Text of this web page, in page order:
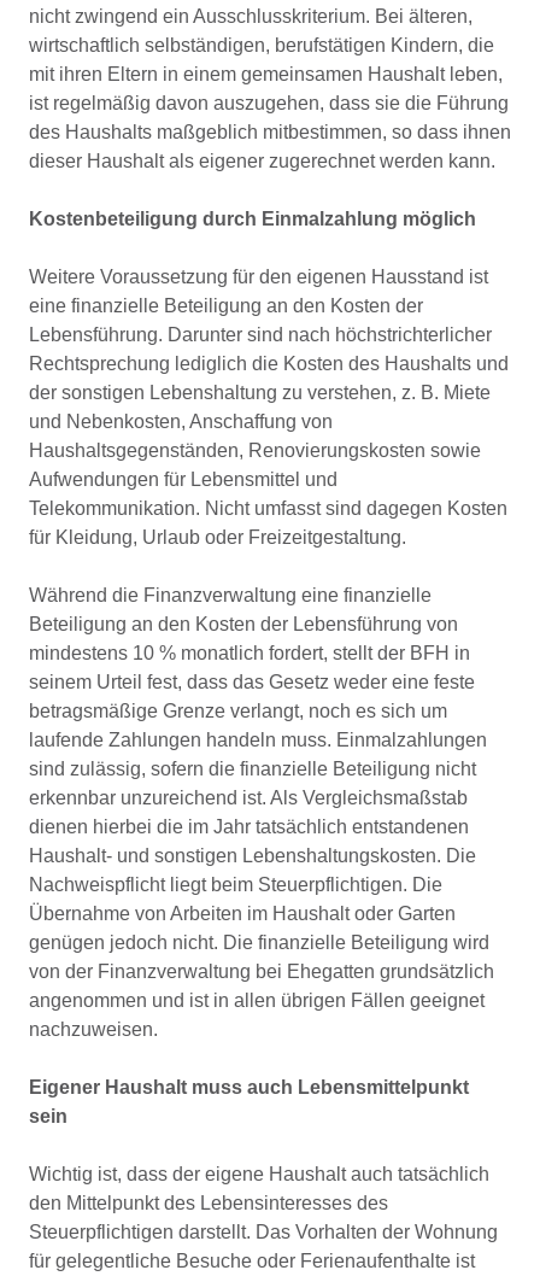
nicht zwingend ein Ausschlusskriterium. Bei älteren,
wirtschaftlich selbständigen, berufstätigen Kindern, die
mit ihren Eltern in einem gemeinsamen Haushalt leben,
ist regelmäßig davon auszugehen, dass sie die Führung
des Haushalts maßgeblich mitbestimmen, so dass ihnen
dieser Haushalt als eigener zugerechnet werden kann.
Kostenbeteiligung durch Einmalzahlung möglich
Weitere Voraussetzung für den eigenen Hausstand ist
eine finanzielle Beteiligung an den Kosten der
Lebensführung. Darunter sind nach höchstrichterlicher
Rechtsprechung lediglich die Kosten des Haushalts und
der sonstigen Lebenshaltung zu verstehen, z. B. Miete
und Nebenkosten, Anschaffung von
Haushaltsgegenständen, Renovierungskosten sowie
Aufwendungen für Lebensmittel und
Telekommunikation. Nicht umfasst sind dagegen Kosten
für Kleidung, Urlaub oder Freizeitgestaltung.
Während die Finanzverwaltung eine finanzielle
Beteiligung an den Kosten der Lebensführung von
mindestens 10 % monatlich fordert, stellt der BFH in
seinem Urteil fest, dass das Gesetz weder eine feste
betragsmäßige Grenze verlangt, noch es sich um
laufende Zahlungen handeln muss. Einmalzahlungen
sind zulässig, sofern die finanzielle Beteiligung nicht
erkennbar unzureichend ist. Als Vergleichsmaßstab
dienen hierbei die im Jahr tatsächlich entstandenen
Haushalt- und sonstigen Lebenshaltungskosten. Die
Nachweispflicht liegt beim Steuerpflichtigen. Die
Übernahme von Arbeiten im Haushalt oder Garten
genügen jedoch nicht. Die finanzielle Beteiligung wird
von der Finanzverwaltung bei Ehegatten grundsätzlich
angenommen und ist in allen übrigen Fällen geeignet
nachzuweisen.
Eigener Haushalt muss auch Lebensmittelpunkt
sein
Wichtig ist, dass der eigene Haushalt auch tatsächlich
den Mittelpunkt des Lebensinteresses des
Steuerpflichtigen darstellt. Das Vorhalten der Wohnung
für gelegentliche Besuche oder Ferienaufenthalte ist